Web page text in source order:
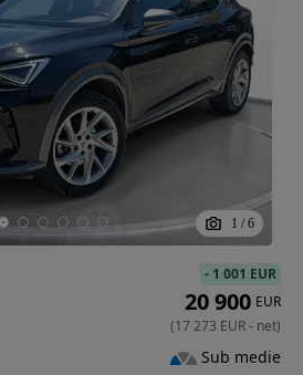
1 / 6
- 1 001 EUR
20 900 EUR
(17 273 EUR- net)
Sub medie